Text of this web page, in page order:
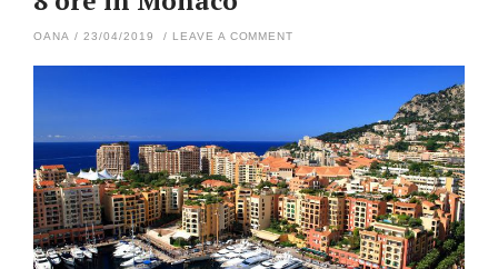
OANA / 23/04/2019 / LEAVE A COMMENT